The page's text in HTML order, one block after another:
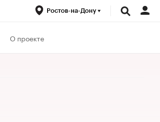
Ростов-на-Дону
О проекте